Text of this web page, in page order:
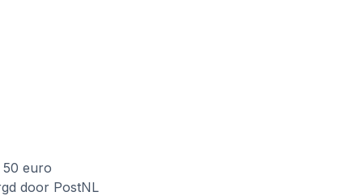
50 euro
door PostNL